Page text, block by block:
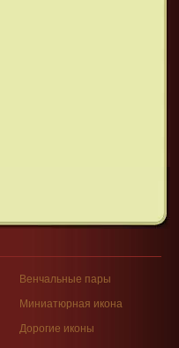
Венчальные пары
Миниатюрная икона
Дорогие иконы